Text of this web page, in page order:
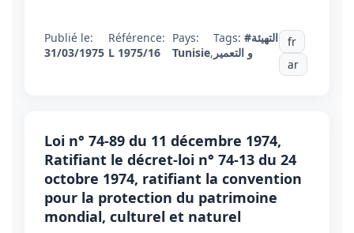
Publié le:
31/03/1975
Référence:
L 1975/16
Pays:
Tunisie,
Tags: #التهيئة
و التعمير
fr
ar
Loi n° 74-89 du 11 décembre 1974,
Ratifiant le décret-loi n° 74-13 du 24
octobre 1974, ratifiant la convention
pour la protection du patrimoine
mondial, culturel et naturel